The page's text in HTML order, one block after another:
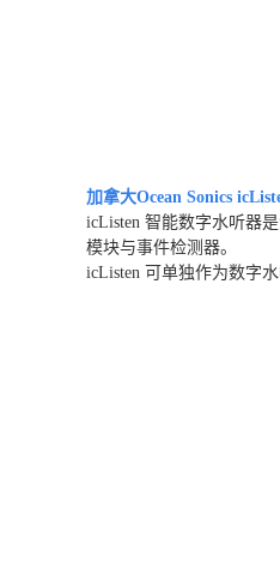
加拿大Ocean Sonics
icListen 智能数字水听器
模块与事件检测器。
icListen 可单独作为数字